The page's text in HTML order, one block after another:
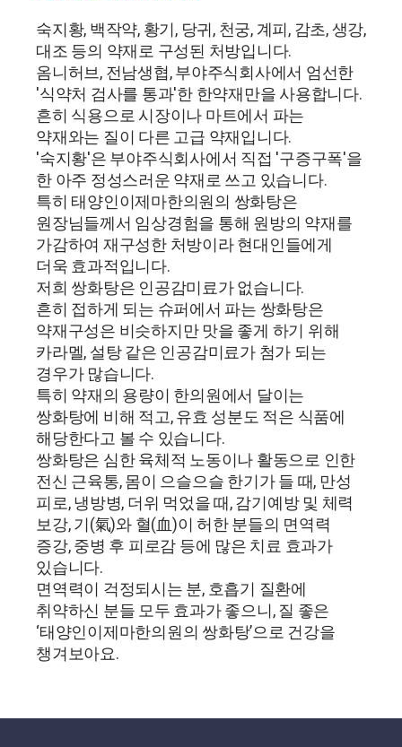
숙지황, 백작약, 황기, 당귀, 천궁, 계피, 감초, 생강,
대조 등의 약재로 구성된 처방입니다.
옴니허브, 전남생협, 부야주식회사에서 엄선한
'식약처 검사를 통과'한 한약재만을 사용합니다.
흔히 식용으로 시장이나 마트에서 파는
약재와는 질이 다른 고급 약재입니다.
'숙지황'은 부야주식회사에서 직접 '구증구폭'을
한 아주 정성스러운 약재로 쓰고 있습니다.
특히 태양인이제마한의원의 쌍화탕은
원장님들께서 임상경험을 통해 원방의 약재를
가감하여 재구성한 처방이라 현대인들에게
더욱 효과적입니다.
저희 쌍화탕은 인공감미료가 없습니다.
흔히 접하게 되는 슈퍼에서 파는 쌍화탕은
약재구성은 비슷하지만 맛을 좋게 하기 위해
카라멜, 설탕 같은 인공감미료가 첨가 되는
경우가 많습니다.
특히 약재의 용량이 한의원에서 달이는
쌍화탕에 비해 적고, 유효 성분도 적은 식품에
해당한다고 볼 수 있습니다.
쌍화탕은 심한 육체적 노동이나 활동으로 인한
전신 근육통, 몸이 으슬으슬 한기가 들 때, 만성
피로, 냉방병, 더위 먹었을 때, 감기예방 및 체력
보강, 기(氣)와 혈(血)이 허한 분들의 면역력
증강, 중병 후 피로감 등에 많은 치료 효과가
있습니다.
면역력이 걱정되시는 분, 호흡기 질환에
취약하신 분들 모두 효과가 좋으니, 질 좋은
‘태양인이제마한의원의 쌍화탕’으로 건강을
챙겨보아요.